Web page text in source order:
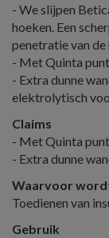
- We slijpen
hoeken. Een
penetratie van de
- Met Quinta
- Extra dunne
elektrolytisch
Claims
- Met Quinta
- Extra dunne
Waarvoor
Toedienen van
Gebruik